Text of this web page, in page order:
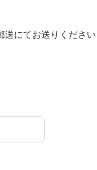
送にてお送りくださ